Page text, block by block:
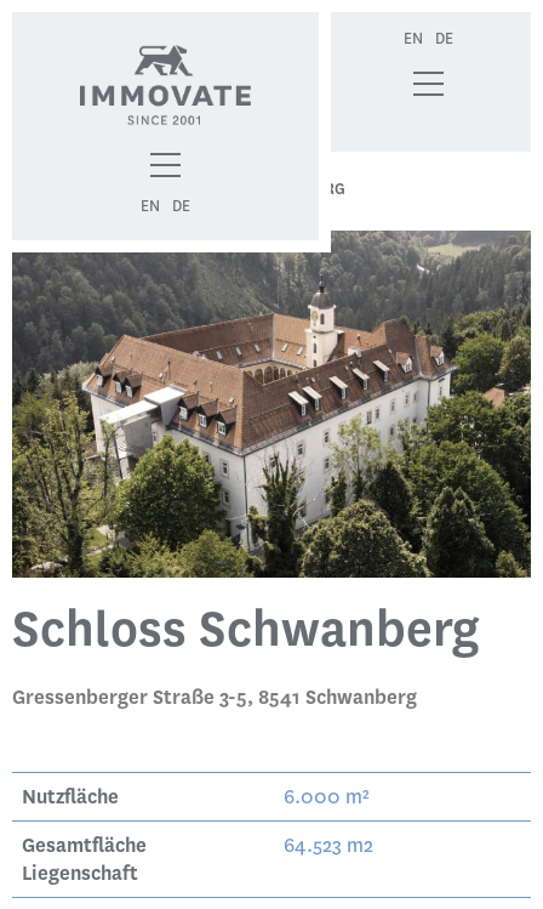
EN DE
EN DE
SCHLOSS SCHWANBERG
Schloss Schwanberg
Gressenberger Straße 3-5, 8541 Schwanberg
Nutzfläche
6.000 m²
Gesamtfläche
Liegenschaft
64.523 m2